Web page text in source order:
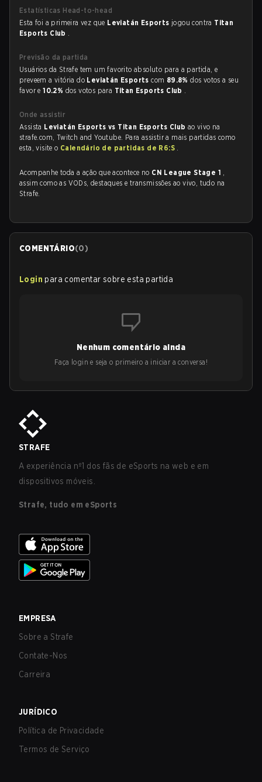
Estatísticas Head-to-head
Esta foi a primeira vez que Leviatán Esports jogou contra Titan
Esports Club .
Previsão da partida
Usuários da Strafe tem um favorito absoluto para a partida, e
preveem a vitória do Leviatán Esportscom 89.8%dos votos a seu
favor e10.2% dos votos para Titan Esports Club .
Onde assistir
Assista Leviatán Esports vs Titan Esports Club ao vivo na
strafe.com, Twitch and Youtube. Para assistir a mais partidas como
esta, visite o Calendário de partidas de R6:S .
Acompanhe toda a ação que acontece no CN League Stage 1 ,
assim como as VODs, destaques e transmissões ao vivo, tudo na
Strafe.
COMENTÁRIO(0)
Login para comentar sobre esta partida
Nenhum comentário ainda
Faça login e seja o primeiro a iniciar a conversa!
STRAFE
A experiência nº1 dos fãs de eSports na web e em
dispositivos móveis.
Strafe, tudo em eSports
EMPRESA
Sobre a Strafe
Contate-Nos
Carreira
JURÍDICO
Política de Privacidade
Termos de Serviço